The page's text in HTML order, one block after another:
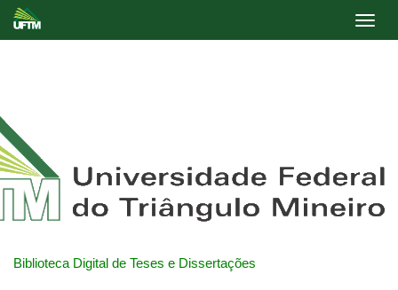
Biblioteca Digital de Teses e Dissertações